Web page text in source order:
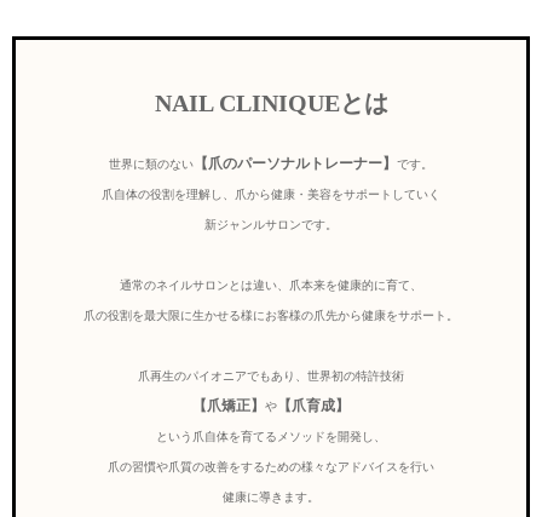
NAIL CLINIQUEとは
世界に類のない 【爪のパーソナルトレーナー】 です。
爪自体の役割を理解し、爪から健康・美容をサポートしていく
新ジャンルサロンです。
通常のネイルサロンとは違い、爪本来を健康的に育て、
爪の役割を最大限に生かせる様にお客様の爪先から健康をサポート。
爪再生のパイオニアでもあり、世界初の特許技術
【爪矯正】 や 【爪育成】
という爪自体を育てるメソッドを開発し、
爪の習慣や爪質の改善をするための様々なアドバイスを行い
健康に導きます。